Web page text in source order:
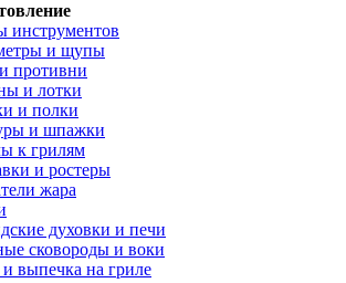
инструментов
и щупы
противни
и лотки
и полки
и шпажки
к грилям
и ростеры
жара
духовки и печи
сковороды и воки
выпечка на гриле